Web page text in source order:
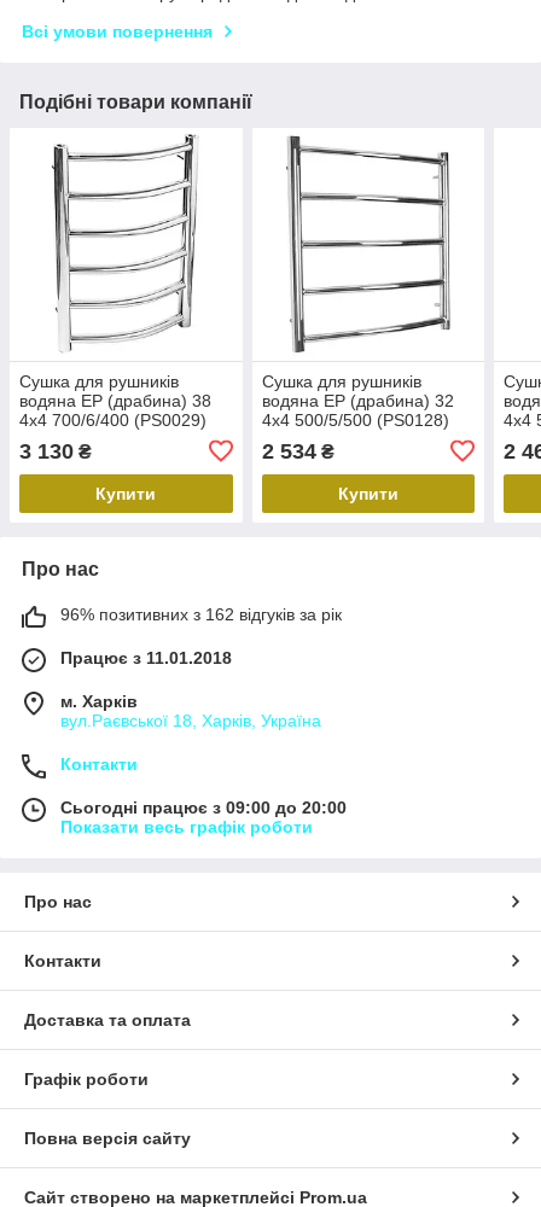
Всі умови повернення
Подібні товари компанії
Сушка для рушників
водяна EP (драбина) 38
4х4 700/6/400 (PS0029)
3 130 ₴
Купити
Сушка для рушників
водяна EP (драбина) 32
4х4 500/5/500 (PS0128)
2 534₴
Купити
4х4
2
Про нас
96% позитивних з 162 відгуків за рік
Працює з 11.01.2018
м. Харків
вул.Раєвської 18, Харків, Україна
Контакти
Сьогодні працює з 09:00 до 20:00
Показати весь графік роботи
Про нас
Контакти
Доставка та оплата
Графік роботи
Повна версія сайту
Сайт створено на маркетплейсі Prom.ua